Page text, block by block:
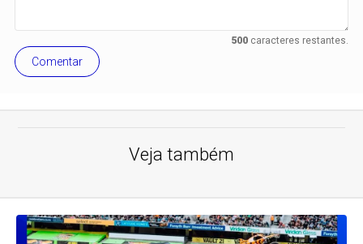
500caracteres restantes.
Comentar
Veja também